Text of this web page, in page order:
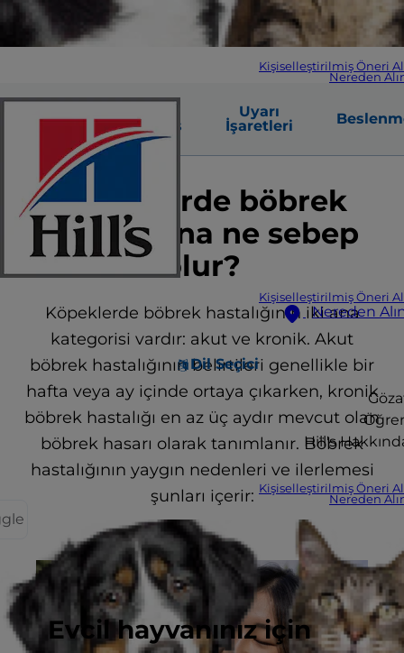
Kişiselleştirilmiş Öneri
Nereden
Kişiselleştirilmiş Öneri
Nereden
Dil Seçici
Hill's
Kişiselleştirilmiş Öneri
Nereden
Evcil hayvanınız için
Teşhis
Uyarı
İşaretleri
Köpeklerde böbrek
hastalığına ne sebep
olur?
Köpeklerde böbrek hastalığının iki ana
kategorisi vardır: akut ve kronik. Akut
böbrek hastalığının belirtileri genellikle bir
hafta veya ay içinde ortaya çıkarken, kronik
böbrek hastalığı en az üç aydır mevcut olan
böbrek hasarı olarak tanımlanır. Böbrek
hastalığının yaygın nedenleri ve ilerlemesi
şunları içerir: